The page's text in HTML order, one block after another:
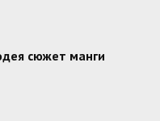
сюжет манги